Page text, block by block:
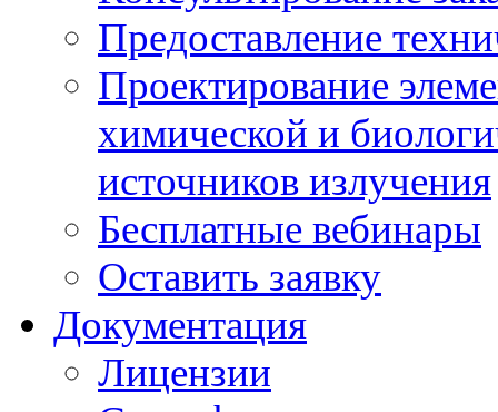
Предоставление
Проектирование
химической и
источников излучения
Бесплатные вебинары
Оставить заявку
Документация
Лицензии